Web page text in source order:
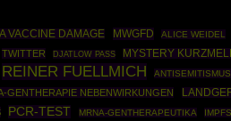
VACCINE DAMAGE MWGFD ALICE WEIDEL
TWITTER DJATLOW PASS MYSTERY
REINER FUELLMICH ANTISEMITISMUS
GENTHERAPIE NEBENWIRKUNGEN
PCR-TEST MRNA-GENTHERAPEUTIKA